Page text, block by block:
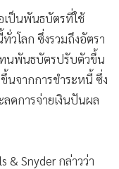
เป็นพันธบัตรที่ใช้
วโลก ซึ่งรวมถึงอัตรา
นพันธบัตรปรับตัวขึ้น
จากการชำระหนี้ ซึ่ง
ดการจ่ายเงินปันผล
& Snyder กล่าวว่า